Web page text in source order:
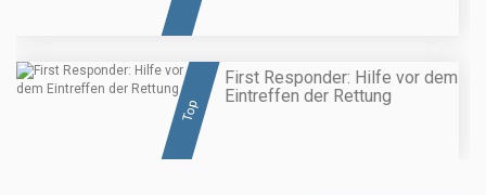
Top
First Responder: Hilfe vor dem
Eintreffen der Rettung